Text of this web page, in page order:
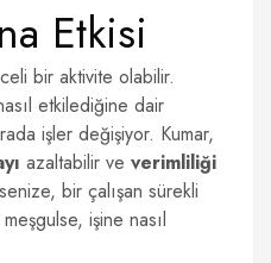
Etkisi
bir aktivite olabilir.
etkilediğine dair
işler değişiyor. Kumar,
azaltabilir ve verimliliği
bir çalışan sürekli
işine nasıl